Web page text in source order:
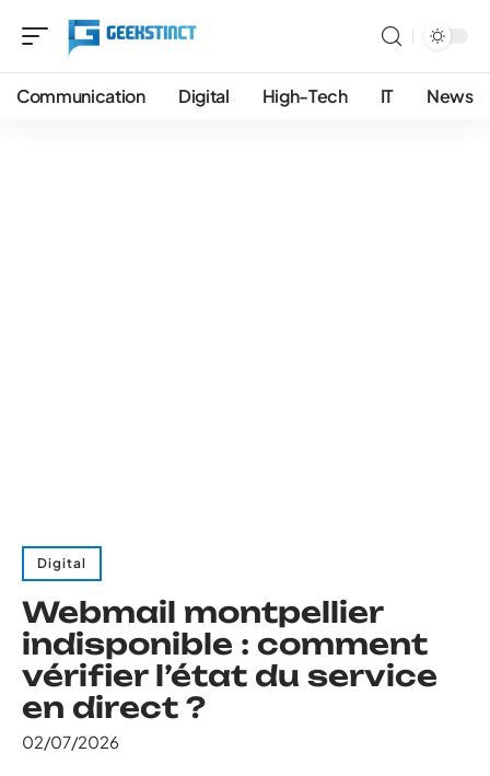
Communication Digital High-Tech IT News
Digital
Webmail montpellier
indisponible : comment
vérifier l’état du service
en direct ?
02/07/2026